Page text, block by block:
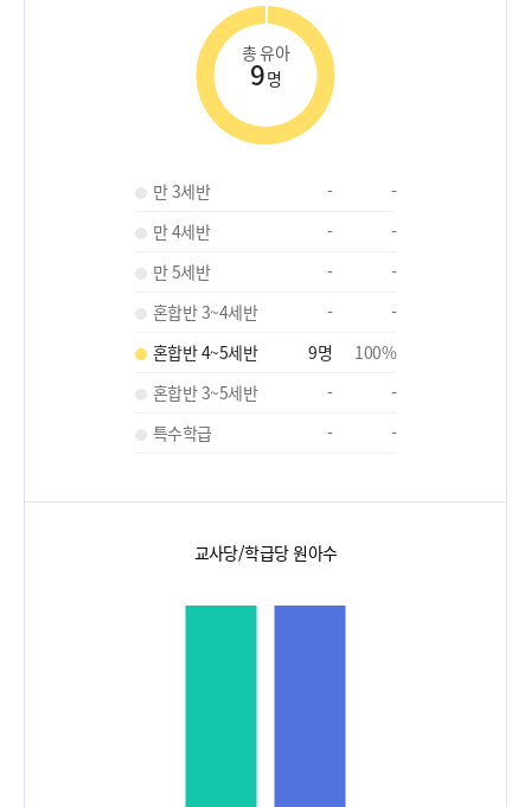
총 유아
9명
만 3세반 -
-
만 4세반
-
-
만 5세반
-
-
혼합반 3~4세반
-
-
혼합반 4~5세반
9명 100%
혼합반 3~5세반
-
-
특수학급
- -
교사당/학급당 원아수